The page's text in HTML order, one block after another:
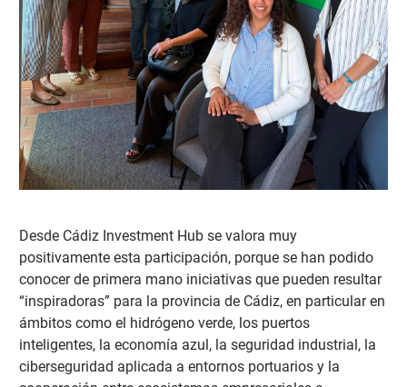
Desde Cádiz Investment Hub se valora muy
positivamente esta participación, porque se han podido
conocer de primera mano iniciativas que pueden resultar
“inspiradoras” para la provincia de Cádiz, en particular en
ámbitos como el hidrógeno verde, los puertos
inteligentes, la economía azul, la seguridad industrial, la
ciberseguridad aplicada a entornos portuarios y la